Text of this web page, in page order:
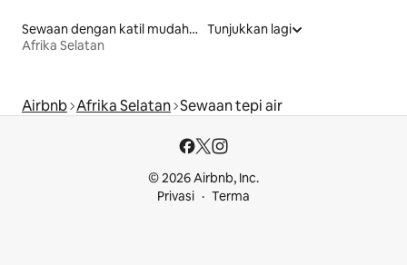
Sewaan dengan katil mudah diakses
Afrika Selatan
Tunjukkan lagi
Airbnb Afrika Selatan Sewaan tepi air
© 2026 Airbnb, Inc.
Privasi
Terma